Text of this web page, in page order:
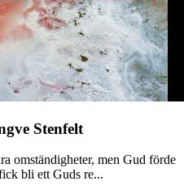
Stenfelt
omständigheter, men Gud förde
bli ett Guds re...